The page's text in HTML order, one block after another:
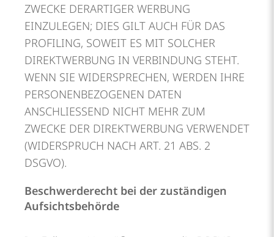
ZWECKE DERARTIGER WERBUNG
EINZULEGEN; DIES GILT AUCH FÜR DAS
PROFILING, SOWEIT ES MIT SOLCHER
DIREKTWERBUNG IN VERBINDUNG STEHT.
WENN SIE WIDERSPRECHEN, WERDEN IHRE
PERSONENBEZOGENEN DATEN
ANSCHLIESSEND NICHT MEHR ZUM
ZWECKE DER DIREKTWERBUNG VERWENDET
(WIDERSPRUCH NACH ART. 21 ABS. 2
DSGVO).
Beschwerde­recht bei der zuständigen
Aufsichts­behörde